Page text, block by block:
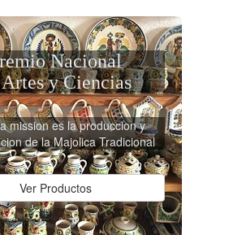
Nacional
y Ciencias
mission es la produccion y
de la Majolica Tradicional
Ver Productos